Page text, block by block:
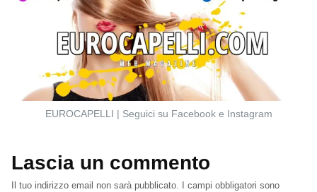
EUROCAPELLI | Seguici su Facebook e Instagram
Lascia un commento
Il tuo indirizzo email non sarà pubblicato.
I campi obbligatori sono